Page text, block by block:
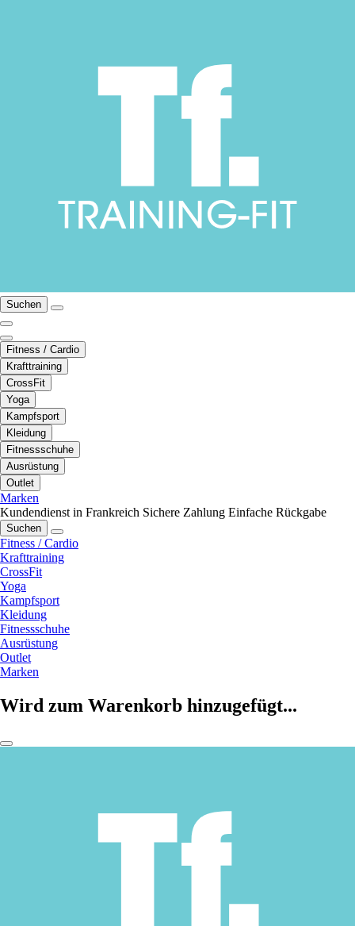
Suchen
Fitness / Cardio
Krafttraining
CrossFit
Yoga
Kampfsport
Kleidung
Fitnessschuhe
Ausrüstung
Outlet
Marken
Kundendienst in Frankreich Sichere Zahlung Einfache Rückgabe
Suchen
Fitness / Cardio
Krafttraining
CrossFit
Yoga
Kampfsport
Kleidung
Fitnessschuhe
Ausrüstung
Outlet
Marken
Wird zum Warenkorb hinzugefügt...